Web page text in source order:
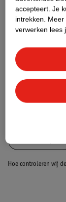
Nature
Bestel &
Hoe controleren wij
accepteert. Je
intrekken. Meer
verwerken lees